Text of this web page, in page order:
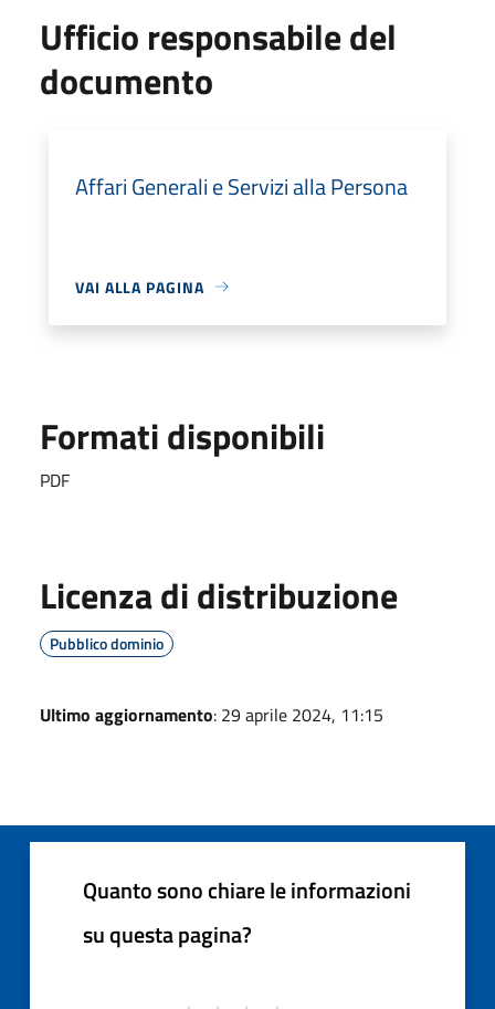
Ufficio responsabile del
documento
Affari Generali e Servizi alla Persona
VAI ALLA PAGINA
Formati disponibili
PDF
Licenza di distribuzione
Pubblico dominio
Ultimo aggiornamento: 29 aprile 2024, 11:15
Quanto sono chiare le informazioni
su questa pagina?